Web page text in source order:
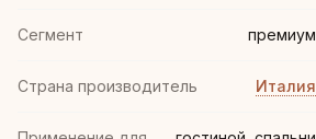
Сегмент премиум
Страна производитель Италия